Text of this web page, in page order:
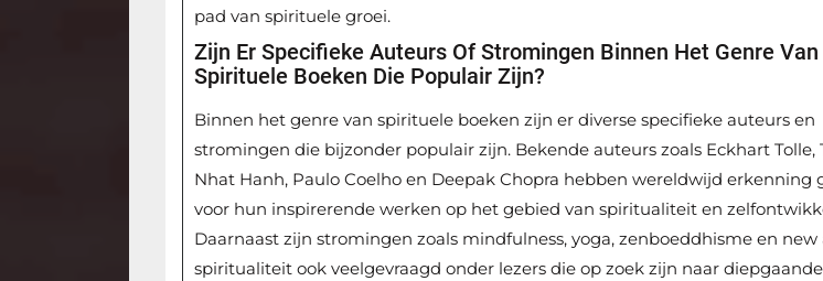
pad van spirituele groei.
Zijn Er Specifieke Auteurs Of Stromingen Binnen Het Genre Van
Spirituele Boeken Die Populair Zijn?
Binnen het genre van spirituele boeken zijn er diverse specifieke auteurs en
stromingen die bijzonder populair zijn. Bekende auteurs zoals Eckhart Tolle,
Nhat Hanh, Paulo Coelho en Deepak Chopra hebben wereldwijd erkenning
voor hun inspirerende werken op het gebied van spiritualiteit en
Daarnaast zijn stromingen zoals mindfulness, yoga, zenboeddhisme en new
spiritualiteit ook veelgevraagd onder lezers die op zoek zijn naar